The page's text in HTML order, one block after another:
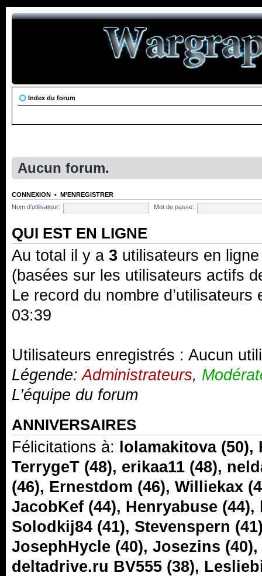
Index du forum
Aucun forum.
CONNEXION • M’ENREGISTRER
Nom d’utilisateur:
Mot de passe:
QUI EST EN LIGNE
Au total il y a 3 utilisateurs en
(basées sur les utilisateurs actifs
Le record du nombre
03:39
Utilisateurs enregistrés : Aucun
Légende:Administrateurs,
L’équipe du forum
ANNIVERSAIRES
Félicitations à: lolamakitova(50),
TerrygeT (48), erikaa11 (48),
(46), Ernestdom (46), Williekax
JacobKef (44), Henryabuse (44),
Solodkij84 (41), Stevenspern
JosephHycle (40), Josezins (40),
deltadrive.ru BV555 (38),